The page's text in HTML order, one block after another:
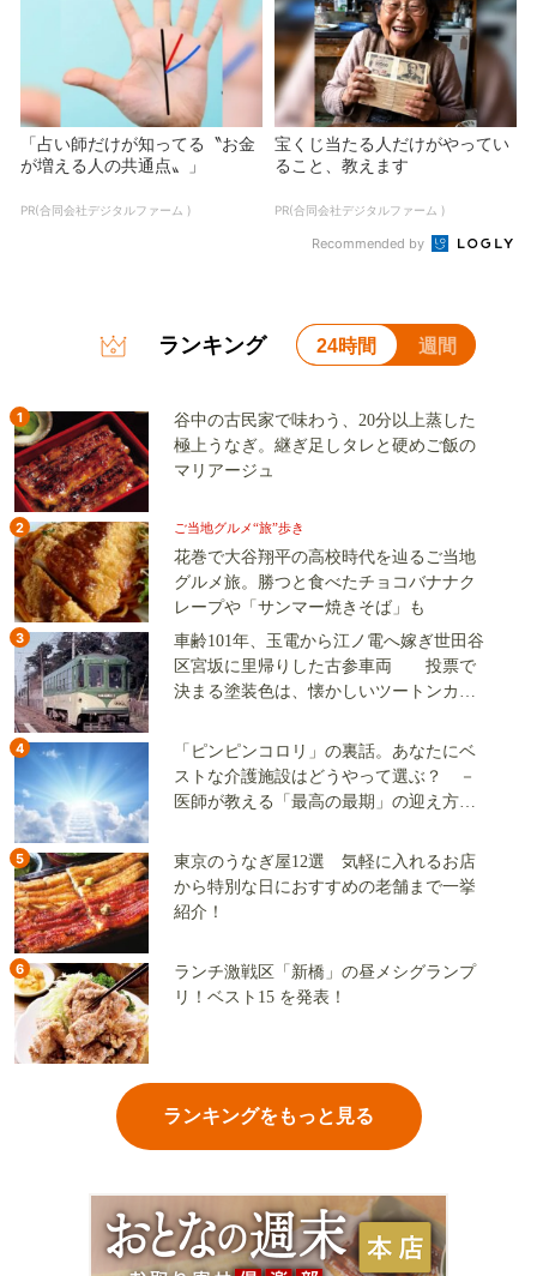
「占い師だけが知ってる〝お金
が増える人の共通点〟」
PR(合同会社デジタルファーム )
宝くじ当たる人だけがやってい
ること、教えます
PR(合同会社デジタルファーム )
Recommended by
ランキング 24時間 週間
1
谷中の古民家で味わう、20分以上蒸した
極上うなぎ。継ぎ足しタレと硬めご飯の
マリアージュ
2 ご当地グルメ“旅”歩き
花巻で大谷翔平の高校時代を辿るご当地
グルメ旅。勝つと食べたチョコバナナク
レープや「サンマー焼きそば」も
3
車齢101年、玉電から江ノ電へ嫁ぎ世田谷
区宮坂に里帰りした古参車両 投票で
決まる塗装色は、懐かしいツートンカラ
4
「ピンピンコロリ」の裏話。あなたにベ
ストな介護施設はどうやって選ぶ？ －
医師が教える「最高の最期」の迎え方
5
東京のうなぎ屋12選 気軽に入れるお店
から特別な日におすすめの老舗まで一挙
紹介！
6
ランチ激戦区「新橋」の昼メシグランプ
リ！ベスト15 を発表！
ランキングをもっと見る